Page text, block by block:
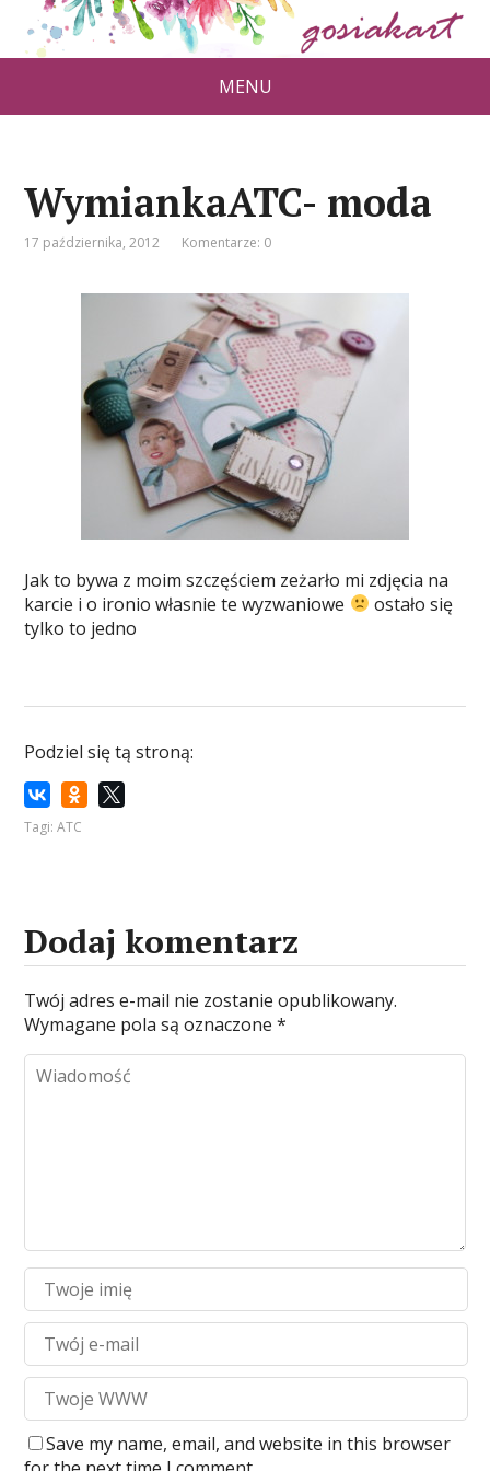
MENU
WymiankaATC- moda
17 października, 2012 Komentarze: 0
Jak to bywa z moim szczęściem zeżarło mi zdjęcia na
karcie i o ironio własnie te wyzwaniowe
ostało się
tylko to jedno
Podziel się tą stroną:
Tagi:ATC
Dodaj komentarz
Twój adres e-mail nie zostanie opublikowany.
Wymagane pola są oznaczone*
Save my name, email, and website in this browser